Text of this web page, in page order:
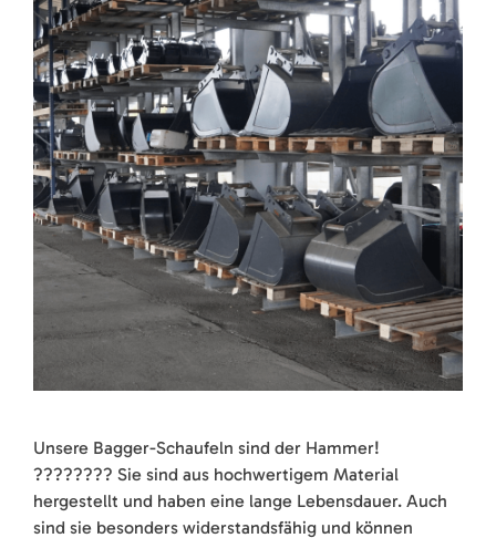
Unsere Bagger-Schaufeln sind der Hammer!
???????? Sie sind aus hochwertigem Material
hergestellt und haben eine lange Lebensdauer. Auch
sind sie besonders widerstandsfähig und können